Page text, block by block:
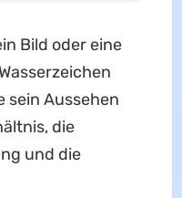
Bild oder eine
sein Aussehen
die
und die